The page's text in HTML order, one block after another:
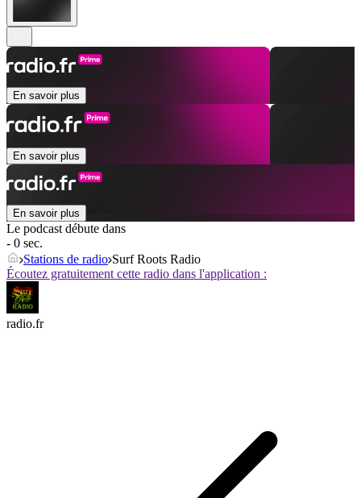
En savoir plus
En savoir plus
En savoir plus
Le podcast débute dans
- 0 sec.
Stations de radio Surf Roots Radio
Écoutez gratuitement cette radio dans l'application :
radio.fr